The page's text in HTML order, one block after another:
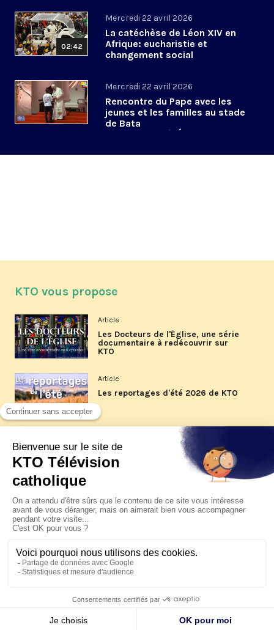
02:42
Mercredi 22 avril 2026
La catéchèse de Léon XIV en
Afrique: eucharistie et
changement social
Mercredi 22 avril 2026
Rencontre du Pape avec les
jeunes et les familles au stade
de Bata
#PapeenGuinéeÉquatoriale
KTO vous propose
Article
Les Docteurs de l'Église, une série
documentaire à redécouvrir sur
KTO
Article
Les reportages d'été 2026 de KTO
La visite pastorale du pape Léon
XIV à Assise à suivre sur KTO le
jeudi 6 août
Le pape en Uruguay, Argentine et
Pérou du 6 au 17 novembre 2026